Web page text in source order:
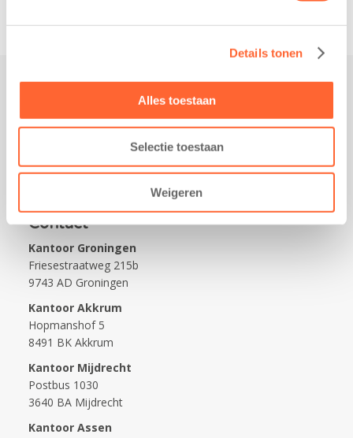
Details tonen
Alles toestaan
Selectie toestaan
Weigeren
Werken bij Kids First
Nieuws over Kids First
Wijzigen opvangcontract
Opzeggen opvangcontract
Contact
Kantoor Groningen
Friesestraatweg 215b
9743 AD Groningen
Kantoor Akkrum
Hopmanshof 5
8491 BK Akkrum
Kantoor Mijdrecht
Postbus 1030
3640 BA Mijdrecht
Kantoor Assen